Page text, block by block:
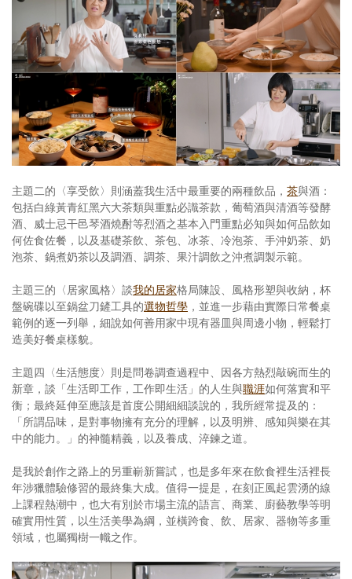
主題二的〈享受飲〉則涵蓋我生活中最重要的兩種飲品， 茶與酒：
包括白綠黃青紅黑六大茶類與重點必識茶款，葡萄酒與清酒等發酵
酒、威士忌干邑琴酒燒酎等烈酒之基本入門重點必知與如何品飲如
何佐食佐餐，以及基礎茶飲、茶包、冰茶、冷泡茶、手沖奶茶、奶
泡茶、鍋煮奶茶以及調酒、調茶、果汁調飲之沖煮調製示範。
主題三的〈居家風格〉談我的居家格局陳設、風格形塑與收納，杯
盤碗碟以至鍋盆刀鏟工具的選物哲學 ，並進一步藉由實際日常餐桌
範例的逐一列舉，細說如何善用家中現有器皿與周邊小物，輕鬆打
造美好餐桌樣貌。
主題四〈生活態度〉則是問卷調查過程中、因各方熱烈敲碗而生的
新章，談「生活即工作，工作即生活」的人生與職涯如何落實和平
衡；最終延伸至應該是首度公開細細談說的，我所經常提及的：
「所謂品味，是對事物擁有充分的理解，以及明辨、感知與樂在其
中的能力。」的神髓精義，以及養成、淬鍊之道。
是我於創作之路上的另重嶄新嘗試，也是多年來在飲食裡生活裡長
年涉獵體驗修習的最終集大成。值得一提是，在刻正風起雲湧的線
上課程熱潮中，也大有別於市場主流的語言、商業、廚藝教學等明
確實用性質，以生活美學為綱，並橫跨食、飲、居家、器物等多重
領域，也屬獨樹一幟之作。